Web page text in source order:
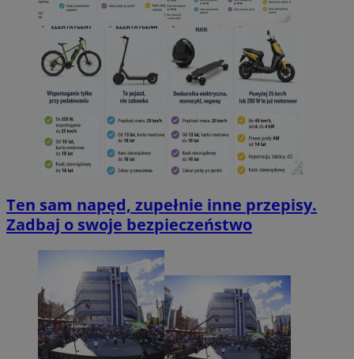
Ten sam napęd, zupełnie inne przepisy.
Zadbaj o swoje bezpieczeństwo